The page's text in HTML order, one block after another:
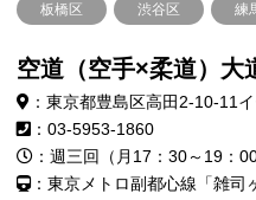
板橋区 渋谷区 練
空道（空手×柔道）大
：東京都豊島区高田2-10-11
：03-5953-1860
：週三回（月17：30～19：
：東京メトロ副都心線「雑司